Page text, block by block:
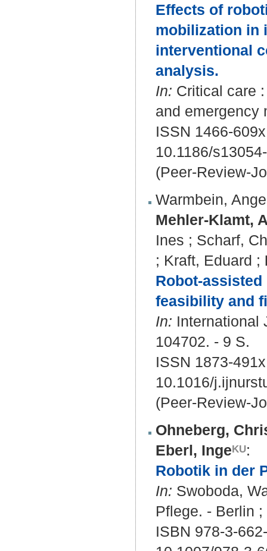
Effects of
mobilization in
interventional
analysis.
In: Critical care
and emergency
ISSN 1466-
10.1186/
(Peer-Review-
Warmbein,
Mehler-Klamt,
Ines ; Scharf,
; Kraft, Eduard ;
Robot-
feasibility and
In: International
104702. - 9 S.
ISSN 1873-
10.1016/
(Peer-Review-
Ohneberg,
Eberl, Inge
:
Robotik in der
In: Swoboda,
Pflege. - Berlin
ISBN 978-3-